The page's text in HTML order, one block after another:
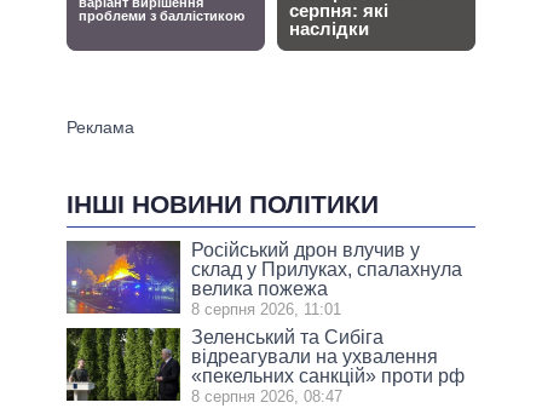
ІНШІ НОВИНИ ПОЛІТИКИ
Російський дрон влучив у
склад у Прилуках, спалахнула
велика пожежа
8 серпня 2026, 11:01
Зеленський та Сибіга
відреагували на ухвалення
«пекельних санкцій» проти рф
8 серпня 2026, 08:47